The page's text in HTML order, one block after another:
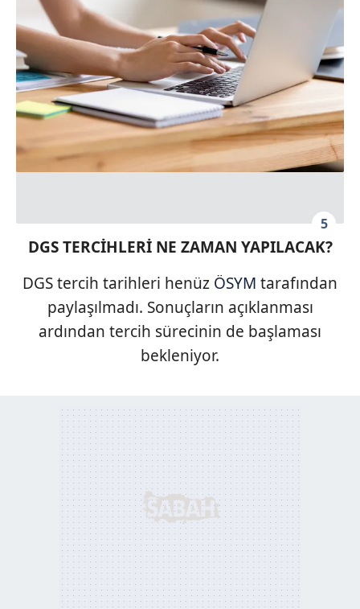
5
DGS TERCİHLERİ NE ZAMAN YAPILACAK?
DGS tercih tarihleri henüz ÖSYM tarafından
paylaşılmadı. Sonuçların açıklanması
ardından tercih sürecinin de başlaması
bekleniyor.